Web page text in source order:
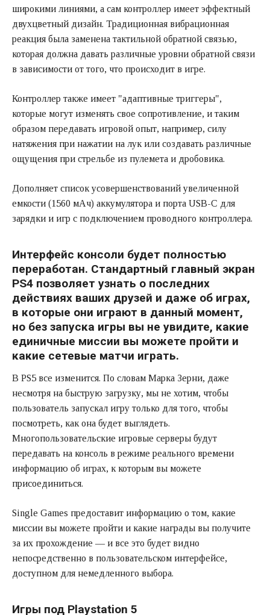
широкими линиями, а сам контроллер имеет эффектный
двухцветный дизайн. Традиционная вибрационная
реакция была заменена тактильной обратной связью,
которая должна давать различные уровни обратной связи
в зависимости от того, что происходит в игре.
Контроллер также имеет "адаптивные триггеры",
которые могут изменять свое сопротивление, и таким
образом передавать игровой опыт, например, силу
натяжения при нажатии на лук или создавать различные
ощущения при стрельбе из пулемета и дробовика.
Дополняет список усовершенствований увеличенной
емкости (1560 мАч) аккумулятора и порта USB-C для
зарядки и игр с подключением проводного контроллера.
Интерфейс консоли будет полностью
переработан. Стандартный главный экран
PS4 позволяет узнать о последних
действиях ваших друзей и даже об играх,
в которые они играют в данный момент,
но без запуска игры вы не увидите, какие
единичные миссии вы можете пройти и
какие сетевые матчи играть.
В PS5 все изменится. По словам Марка Зерни, даже
несмотря на быструю загрузку, мы не хотим, чтобы
пользователь запускал игру только для того, чтобы
посмотреть, как она будет выглядеть.
Многопользовательские игровые серверы будут
передавать на консоль в режиме реального времени
информацию об играх, к которым вы можете
присоединиться.
Single Games предоставит информацию о том, какие
миссии вы можете пройти и какие награды вы получите
за их прохождение — и все это будет видно
непосредственно в пользовательском интерфейсе,
доступном для немедленного выбора.
Игры под Playstation 5